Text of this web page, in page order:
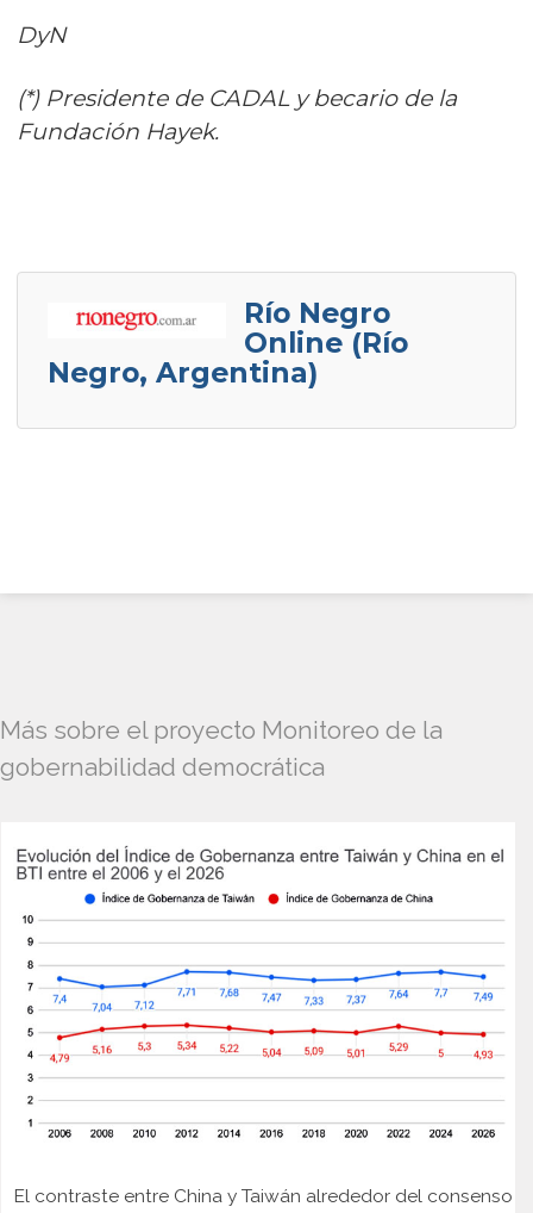
DyN
(*) Presidente de CADAL y becario de la
Fundación Hayek.
Río Negro
Online (Río
Negro, Argentina)
Más sobre el proyecto Monitoreo de la
gobernabilidad democrática
El contraste entre China y Taiwán alrededor del consenso